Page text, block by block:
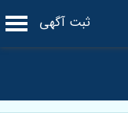
ثبت آگهی